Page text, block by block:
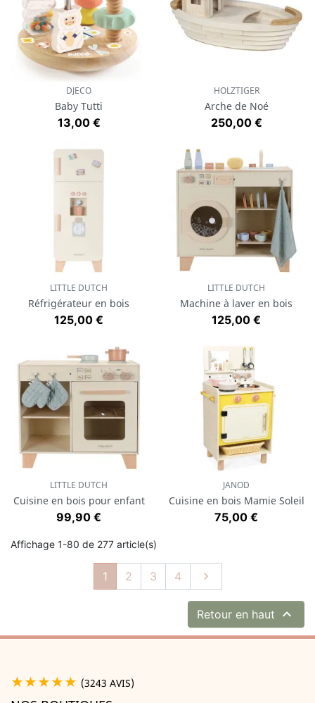
DJECO
Baby Tutti
Prix
13,00 €
HOLZTIGER
Arche de Noé
Prix
250,00 €
LITTLE DUTCH
Réfrigérateur en bois
Prix
125,00 €
LITTLE DUTCH
Machine à laver en bois
Prix
125,00 €
LITTLE DUTCH
Cuisine en bois pour enfant
Prix
99,90 €
JANOD
Cuisine en bois Mamie Soleil
Prix
75,00 €
Affichage 1-80 de 277 article(s)
1 2 3 4 Suivant

Retour en haut 
★★★★★ (3243 AVIS)